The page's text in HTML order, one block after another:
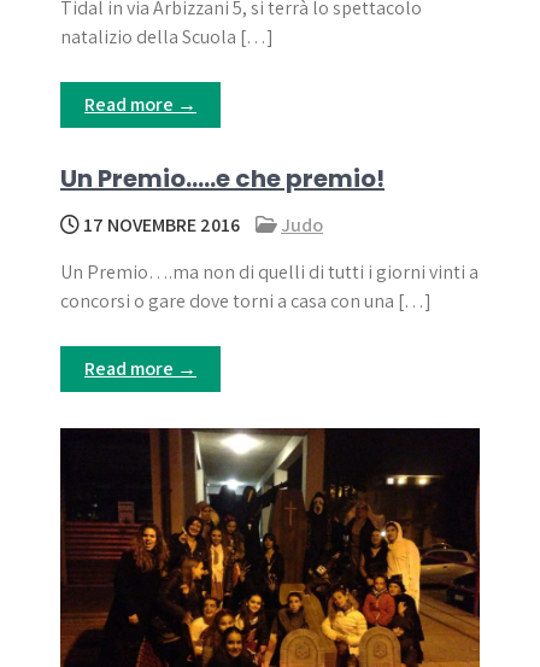
Tidal in via Arbizzani 5, si terrà lo spettacolo
natalizio della Scuola […]
Read more →
Un Premio…..e che premio!
17 NOVEMBRE 2016
Judo
Un Premio….ma non di quelli di tutti i giorni vinti a
concorsi o gare dove torni a casa con una […]
Read more →